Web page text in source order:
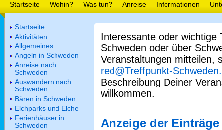
Startseite Wohin? Was tun? Anreise Informationen
Interessante oder wichtige
Schweden oder über
Veranstaltungen mitteilen,
red@Treffpunkt-
Beschreibung Deiner
willkommen.
Anzeige der
Startseite
Aktivitäten
Allgemeines
Angeln in Schweden
Anreise nach
Schweden
Auswandern nach
Schweden
Bären in Schweden
Elchparks und Elche
Ferienhäuser in
Schweden